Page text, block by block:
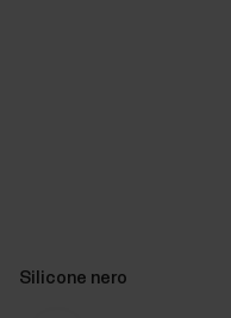
Silicone nero